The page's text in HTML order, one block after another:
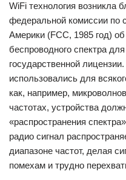
WiFi технология возникла
федеральной комиссии по
Америки (FCC, 1985 год)
беспроводного спектра
государственной
использовались для
как, например,
частотах, устройства
«распространения
радио сигнал
диапазоне частот, делая
помехам и трудно